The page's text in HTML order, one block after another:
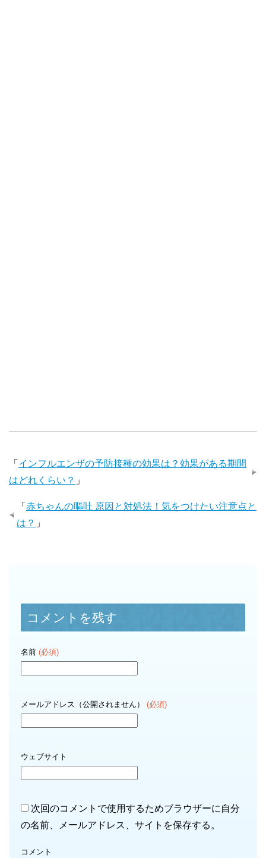
「 インフルエンザの予防接種の効果は？効果がある期間
はどれくらい？ 」
「 赤ちゃんの嘔吐 原因と対処法！気をつけたい注意点と
は？ 」
コメントを残す
名前 (必須)
メールアドレス（公開されません） (必須)
ウェブサイト
次回のコメントで使用するためブラウザーに自分
の名前、メールアドレス、サイトを保存する。
コメント